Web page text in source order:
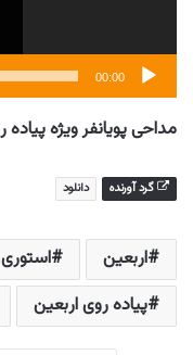
00:00
مداحی پویانفر ویژه
گرد آورنده دانلود
اربعین استوری
پیاده روی اربعین